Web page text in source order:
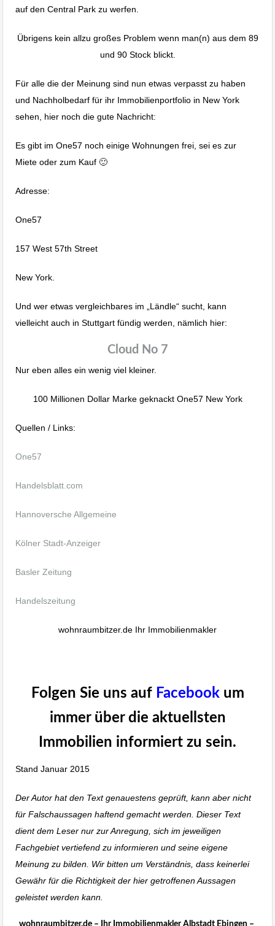
auf den Central Park zu werfen.
Übrigens kein allzu großes Problem wenn man(n) aus dem 89
und 90 Stock blickt.
Für alle die der Meinung sind nun etwas verpasst zu haben
und Nachholbedarf für ihr Immobilienportfolio in New York
sehen, hier noch die gute Nachricht:
Es gibt im One57 noch einige Wohnungen frei, sei es zur
Miete oder zum Kauf 🙂
Adresse:
One57
157 West 57th Street
New York.
Und wer etwas vergleichbares im „Ländle“ sucht, kann
vielleicht auch in Stuttgart fündig werden, nämlich hier:
Cloud No 7
Nur eben alles ein wenig viel kleiner.
100 Millionen Dollar Marke geknackt One57 New York
Quellen / Links:
One57
Handelsblatt.com
Hannoversche Allgemeine
Kölner Stadt-Anzeiger
Basler Zeitung
Handelszeitung
wohnraumbitzer.de Ihr Immobilienmakler
Folgen Sie uns auf Facebookum
immer über die aktuellsten
Immobilien informiert zu sein.
Stand Januar 2015
Der Autor hat den Text genauestens geprüft, kann aber nicht
für Falschaussagen haftend gemacht werden. Dieser Text
dient dem Leser nur zur Anregung, sich im jeweiligen
Fachgebiet vertiefend zu informieren und seine eigene
Meinung zu bilden. Wir bitten um Verständnis, dass keinerlei
Gewähr für die Richtigkeit der hier getroffenen Aussagen
geleistet werden kann.
wohnraumbitzer.de – Ihr Immobilienmakler Albstadt Ebingen –